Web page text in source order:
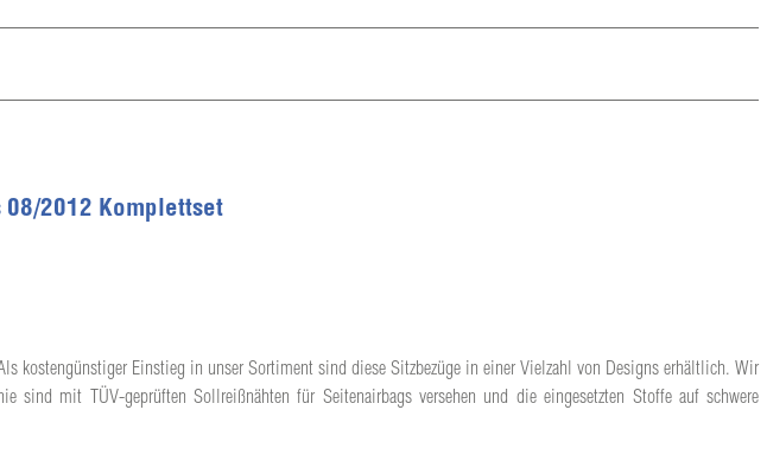
08/2012 Komplettset
kostengünstiger Einstieg in unser Sortiment sind diese Sitzbezüge in einer Vielzahl von Designs erhältlich. Wir
sind mit TÜV-geprüften Sollreißnähten für Seitenairbags versehen und die eingesetzten Stoffe auf schwere